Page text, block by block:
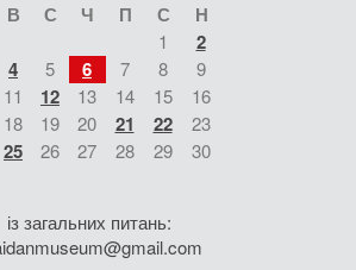
В С Ч П С Н
1 2
4 5 6 7 8
9
11 12 13 14 15
16
18 19 20 21 22
23
25 26 27 28 29
30
із загальних питань: